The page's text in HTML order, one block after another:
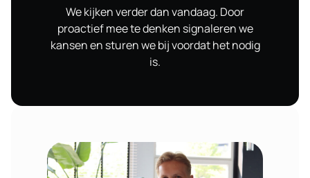
We kijken verder dan vandaag. Door
proactief mee te denken signaleren we
kansen en sturen we bij voordat het nodig
is.